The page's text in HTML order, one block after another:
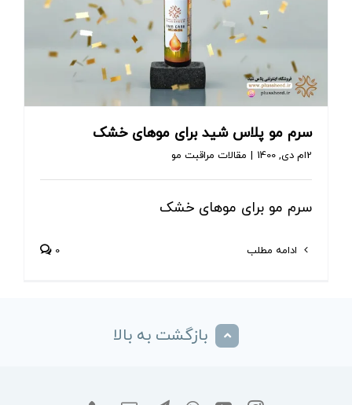
سرم مو پلاس شید برای موهای خشک
2ام دی, 1400 | مقالات مراقبت مو
سرم مو برای موهای خشک
ادامه مطلب 0
بازگشت به بالا